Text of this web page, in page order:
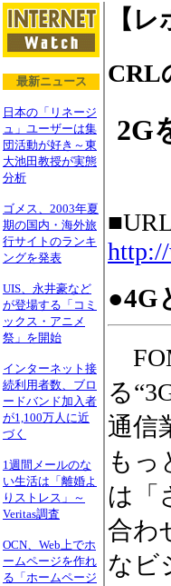
最新ニュース
日本の「リネージ
ュ」ユーザーは集
団活動が好き～東
大池田教授が実態
分析
ゴメス、2003年夏
期の国内・海外旅
行サイトのランキ
ングを発表
UIS、永井豪など
が登場する「コミ
ックス・アニメ
祭」を開始
インターネット接
続利用者数、ブロ
ードバンド加入者
が1,100万人に近
づく
1週間メールのな
い生活は「離婚よ
りストレス」～
Veritas調査
OCN、Web上でホ
ームページを作れ
る「ホームページ
【レ
CRL
2G
●4G
る
通信
もっ
は「
合わ
なビ